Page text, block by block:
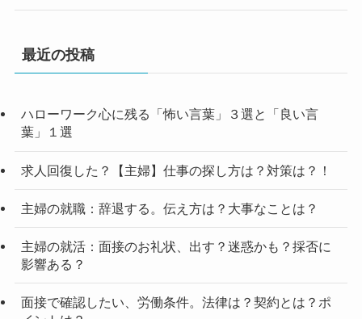
最近の投稿
ハローワーク心に残る「怖い言葉」３選と「良い言
葉」１選
求人回復した？【主婦】仕事の探し方は？対策は？！
主婦の就職：辞退する。伝え方は？大事なことは？
主婦の就活：面接のお礼状、出す？迷惑かも？採否に
影響ある？
面接で確認したい、労働条件。法律は？契約とは？ポ